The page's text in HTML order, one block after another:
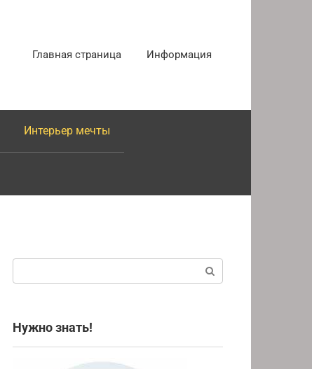
Главная страница Информация
Интерьер мечты
Нужно знать!